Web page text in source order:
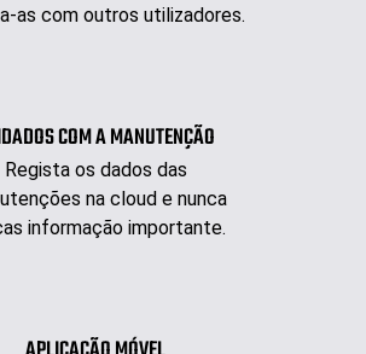
as com outros utilizadores.
COM A MANUTENÇÃO
Regista os dados das
na cloud e nunca
informação importante.